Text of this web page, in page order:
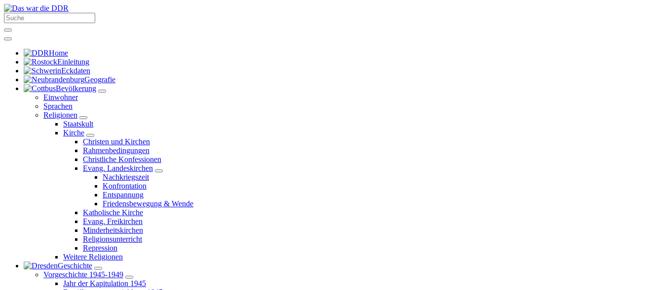
Home
Einleitung
Eckdaten
Geografie
Bevölkerung
Einwohner
Sprachen
Religionen
Staatskult
Kirche
Christen und Kirchen
Rahmenbedingungen
Christliche Konfessionen
Evang. Landeskirchen
Nachkriegszeit
Konfrontation
Entspannung
Friedensbewegung & Wende
Katholische Kirche
Evang. Freikirchen
Minderheitskirchen
Religionsunterricht
Repression
Weitere Religionen
Geschichte
Vorgeschichte 1945-1949
Jahr der Kapitulation 1945